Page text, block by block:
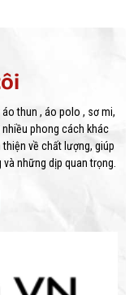
áo thun , áo polo , sơ mi,
phong cách khác
về chất lượng, giúp
những dịp quan trọng.